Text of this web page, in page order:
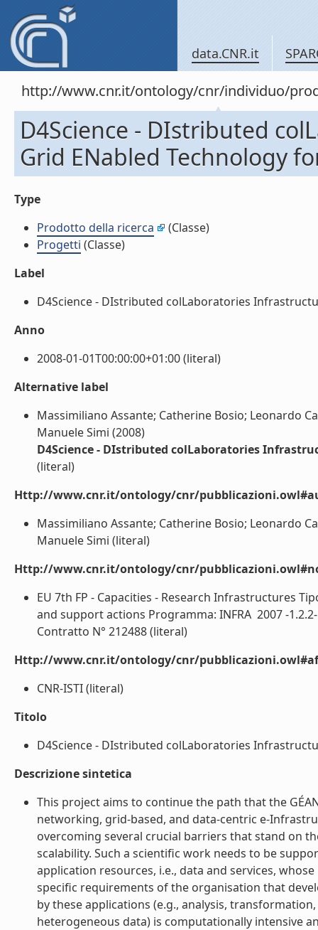
data.CNR.it
http://www.cnr.it/ontology/cnr/individuo/
D4Science - DIstributed
Grid ENabled Technology
Type
Prodotto della ricerca
(Classe)
Progetti (Classe)
Label
D4Science - DIstributed colLaboratories
Anno
2008-01-01T00:00:00+01:00 (literal)
Alternative label
Massimiliano Assante; Catherine Bosio; Leonardo
Manuele Simi (2008)
D4Science - DIstributed colLaboratories
(literal)
Http://www.cnr.it/ontology/cnr/
Massimiliano Assante; Catherine Bosio; Leonardo
Manuele Simi (literal)
Http://www.cnr.it/ontology/cnr/
EU 7th FP - Capacities - Research Infrastructures
and support actions Programma: INFRA  2007 -
Contratto N° 212488 (literal)
Http://www.cnr.it/ontology/cnr/
CNR-ISTI (literal)
Titolo
D4Science - DIstributed colLaboratories
Descrizione sintetica
This project aims to continue the path that the
networking, grid-based, and data-centric e-
overcoming several crucial barriers that stand on
scalability. Such a scientific work needs to be
application resources, i.e., data and services,
specific requirements of the organisation that
by these applications (e.g., analysis,
heterogeneous data) is computationally intensive